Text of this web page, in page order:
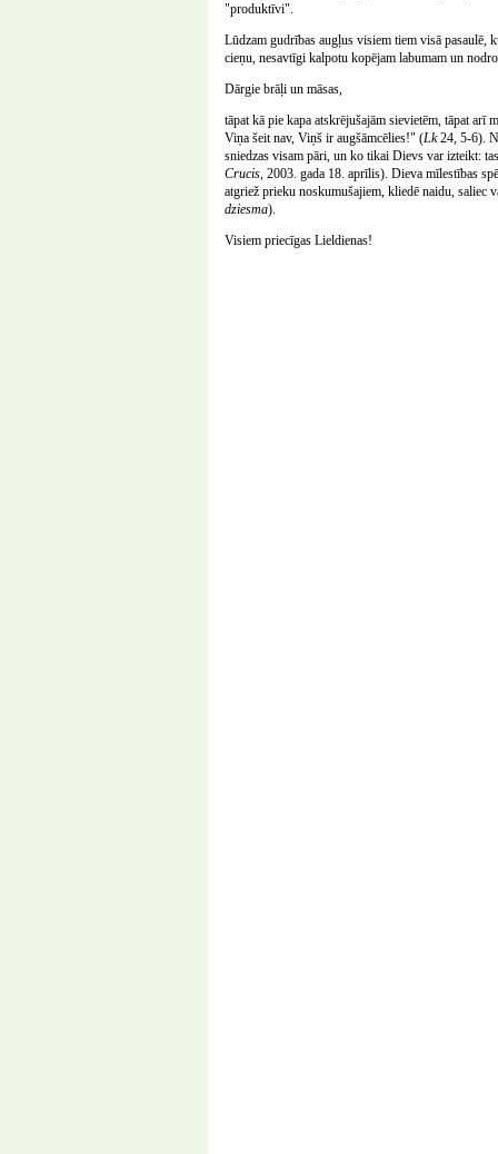
"produktīvi".
Lūdzam gudrības augļus visiem tiem visā
cieņu, nesavtīgi kalpotu kopējam labumam un
Dārgie brāļi un māsas,
tāpat kā pie kapa atskrējušajām sievietēm, tāpat
Viņa šeit nav, Viņš ir augšāmcēlies!" (Lk24, 5-6).
sniedzas visam pāri, un ko tikai Dievs var izteikt:
Crucis, 2003. gada 18. aprīlis). Dieva mīlestības
atgriež prieku noskumušajiem, kliedē naidu, saliec
dziesma).
Visiem priecīgas Lieldienas!